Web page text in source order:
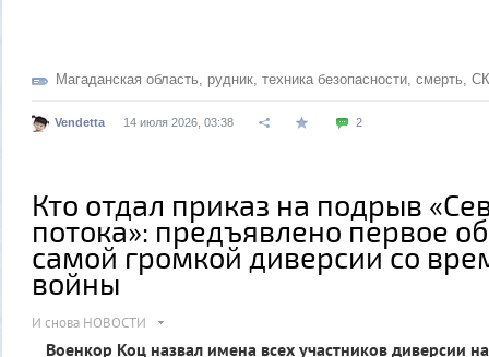
Магаданская область рудник техника безопасности смерть СК
Vendetta 14 июля 2026, 03:38 2
Кто отдал приказ на подрыв
потока»: предъявлено первое
самой громкой диверсии со
войны
И снова НОВОСТИ
Военкор Коц назвал имена всех участников диверсии